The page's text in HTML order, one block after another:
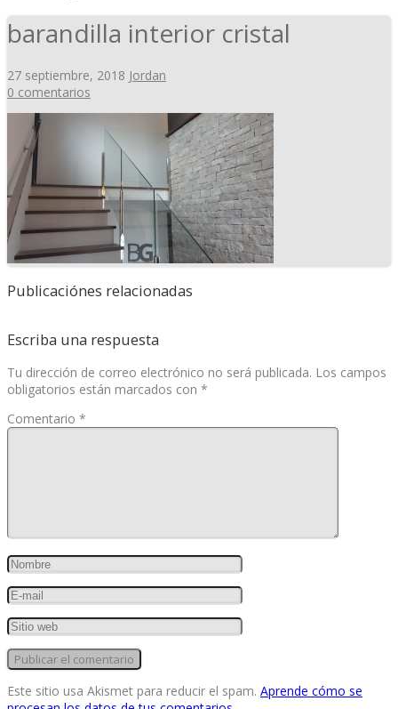
barandilla interior cristal
27 septiembre, 2018 Jordan
0 comentarios
Publicaciónes relacionadas
Escriba una respuesta
Tu dirección de correo electrónico no será publicada. Los campos
obligatorios están marcados con *
Comentario *
Este sitio usa Akismet para reducir el spam. Aprende cómo se